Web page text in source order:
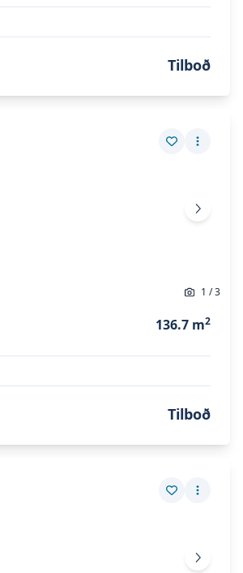
Tilboð
Vista eign
Fleiri
Næsta
1 /3
136.7 m2
Tilboð
Vista eign
Fleiri
Næsta